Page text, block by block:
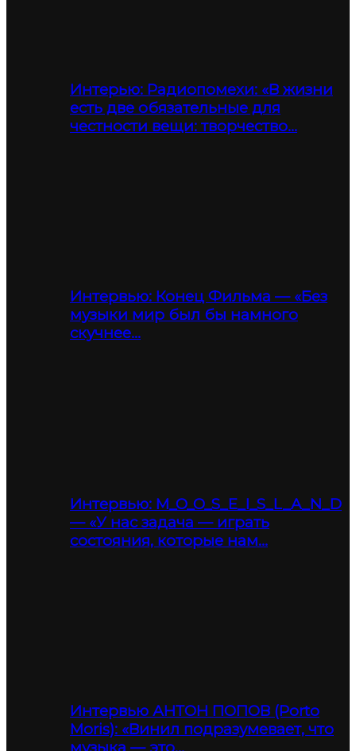
Интерью: Радиопомехи: «В жизни
есть две обязательные для
честности вещи: творчество…
Интервью: Конец Фильма — «Без
музыки мир был бы намного
скучнее…
Интервью: M_O_O_S_E_I_S_L_A_N_D
— «У нас задача — играть
состояния, которые нам…
Интервью АНТОН ПОПОВ (Porto
Moris): «Винил подразумевает, что